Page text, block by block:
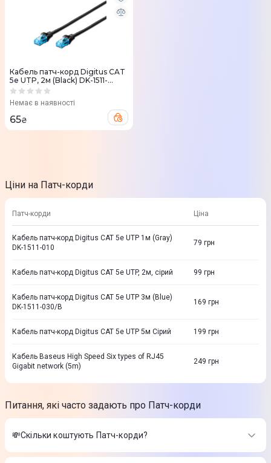
Кабель патч-корд Digitus CAT
5e UTP, 2м (Black) DK-1511-
020/BLACK
Немає в наявності
65₴
Ціни на Патч-корди
Патч-корди Ціна
Кабель патч-корд Digitus CAT 5e UTP 1м (Gray)
DK-1511-010
79 грн
Кабель патч-корд Digitus CAT 5e UTP, 2м, сiрий 99 грн
Кабель патч-корд Digitus CAT 5e UTP 3м (Blue)
DK-1511-030/B
169 грн
Кабель патч-корд Digitus CAT 5e UTP 5м Сiрий 199 грн
Кабель Baseus High Speed Six types of RJ45
Gigabit network (5m)
249 грн
Питання, які часто задають про Патч-корди
💸Скільки коштують Патч-корди?
Вартість товарів в категорії Патч-корди в інтернет-магазині